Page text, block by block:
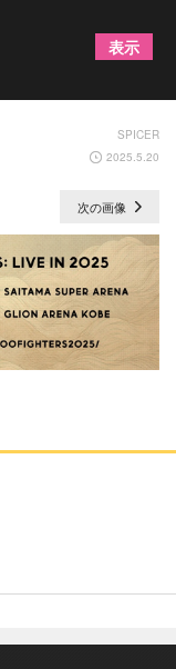
日公演決定の画
SPICER
2025.5.20
次の画像
表示